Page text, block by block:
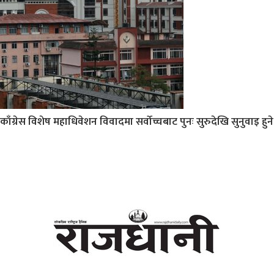
काँग्रेस विशेष महाधिवेशन विवादमा सर्वोच्चबाट पुनः सुरुदेखि सुनुवाइ हुने